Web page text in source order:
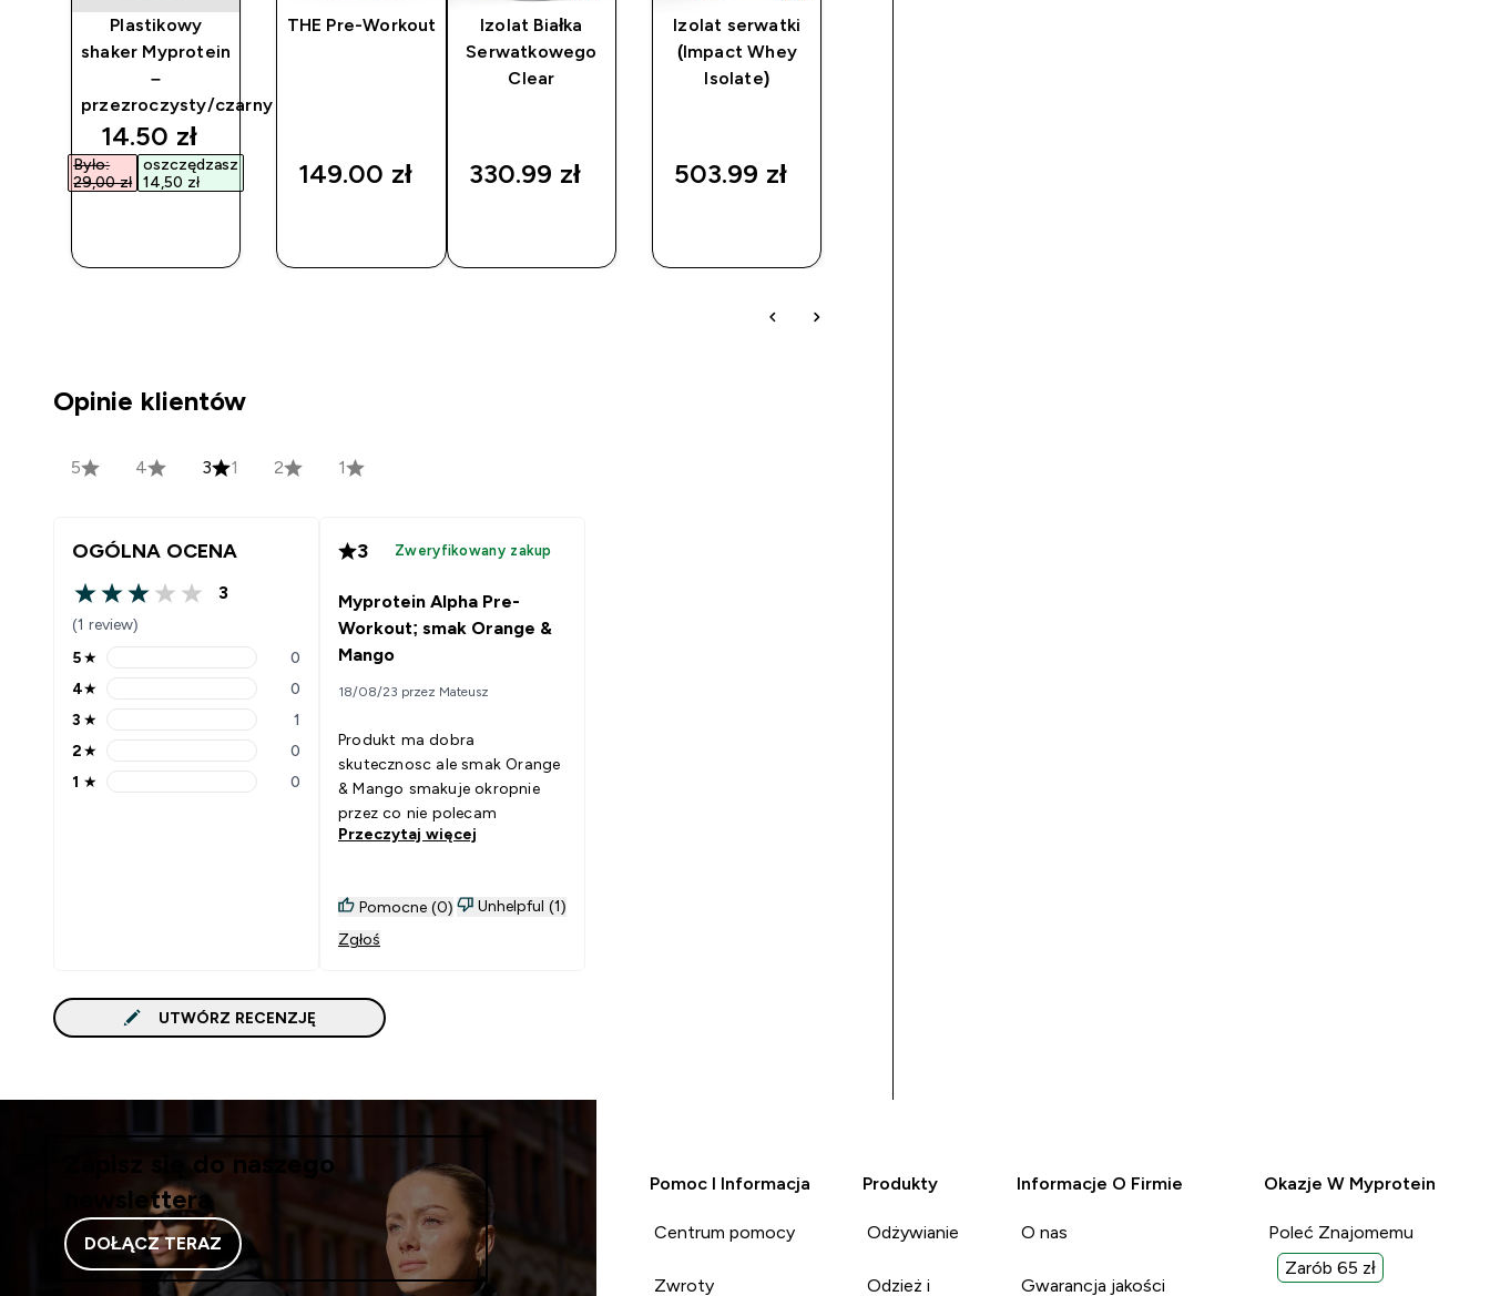
Plastikowy
shaker Myprotein
–
przezroczysty/czarny
discounted price
14.50 zł‎
Było:
29,00 zł‎
oszczędzasz
14,50 zł‎
THE Pre-Workout
149.00 zł‎
Izolat Białka
Serwatkowego
Clear
330.99 zł‎
Izolat serwatki
(Impact Whey
Isolate)
503.99 zł‎
Opinie klientów
5 4 3 1 2 1
OGÓLNA OCENA
3 out of 5 stars
3
(1 review)
5 stars rating 0 reviews
5★ 0
4 stars rating 0 reviews
4★ 0
3 stars rating 1 reviews
3 ★ 1
2 stars rating 0 reviews
2★ 0
1 stars rating 0 reviews
1 ★ 0
3 Zweryfikowany zakup
Myprotein Alpha Pre-
Workout; smak Orange &
Mango
18/08/23 przez Mateusz
Produkt ma dobra
skutecznosc ale smak Orange
& Mango smakuje okropnie
przez co nie polecam
Przeczytaj więcej
Pomocne (0)
Unhelpful (1)
Zgłoś
UTWÓRZ RECENZJĘ
Zapisz się do naszego
newslettera
DOŁĄCZ TERAZ
Pomoc I Informacja
Centrum pomocy
Zwroty
Produkty
Odżywianie
Odzież i
Informacje O Firmie
O nas
Gwarancja jakości
Okazje W Myprotein
Poleć Znajomemu
Zarób 65 zł